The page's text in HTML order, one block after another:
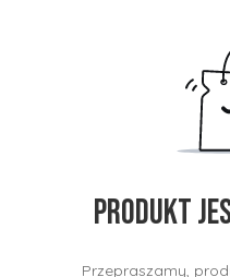
Produkt
Przepraszamy,